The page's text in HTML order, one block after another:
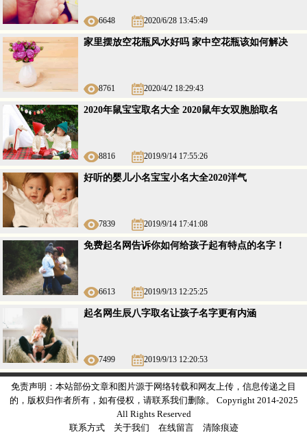
6648 2020/6/28 13:45:49
家里摆放空花瓶风水好吗 家中空花瓶该如何解决
8761 2020/4/2 18:29:43
2020年鼠宝宝取名大全 2020鼠年女双胞胎取名
8816 2019/9/14 17:55:26
好听的婴儿小名宝宝小名大全2020洋气
7839 2019/9/14 17:41:08
免费起名网告诉你如何给孩子起有特点的名字！
6613 2019/9/13 12:25:25
起名网生辰八字取名让孩子名字更有内涵
7499 2019/9/13 12:20:53
免责声明：本站部份文章和图片源于网络转载和网友上传，信息传递之目
的，版权归作者所有，如有侵权，请联系我们删除。 Copyright 2014-2025
All Rights Reserved
联系方式
关于我们 在线留言 清除痕迹